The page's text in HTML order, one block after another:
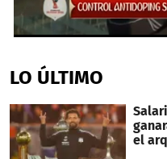
of
1
24
seconds
LO ÚLTIMO
el